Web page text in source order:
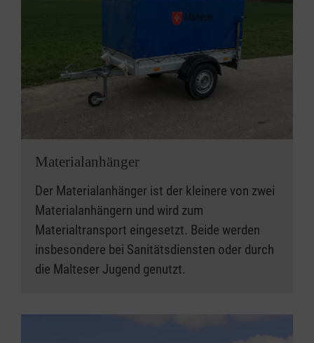
Materialanhänger
Der Materialanhänger ist der kleinere von zwei
Materialanhängern und wird zum
Materialtransport eingesetzt. Beide werden
insbesondere bei Sanitätsdiensten oder durch
die Malteser Jugend genutzt.